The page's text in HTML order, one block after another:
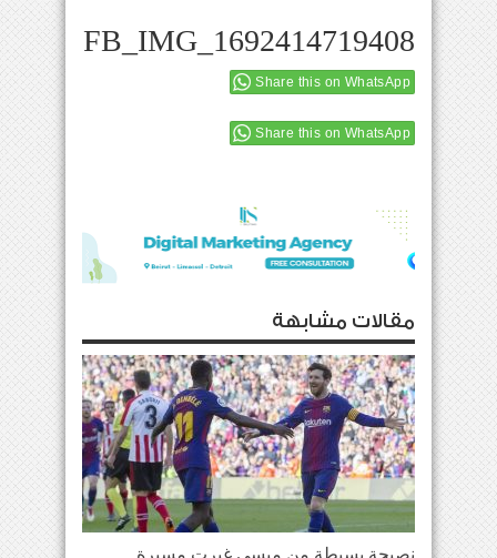
FB_IMG_1692414719408
Share this on WhatsApp
Share this on WhatsApp
مقالات مشابهة